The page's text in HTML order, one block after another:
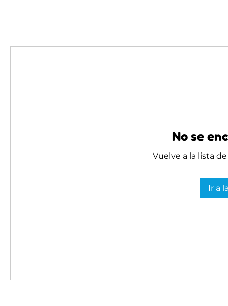
No se
Vuelve a la lista
Ir a